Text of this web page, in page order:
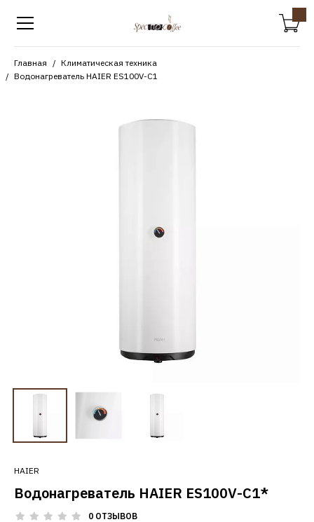
Главная
Климатическая техника
Водонагреватель HAIER ES100V-C1
HAIER
Водонагреватель HAIER ES100V-C1*
0 ОТЗЫВОВ